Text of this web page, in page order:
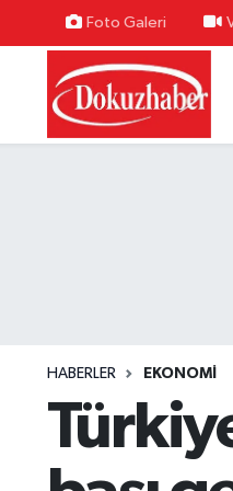
Foto Galeri
HABERLER EKONOMI
Durumu
Durumu